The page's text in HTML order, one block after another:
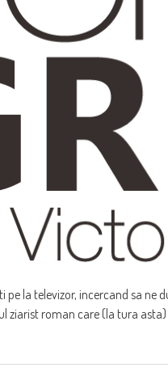
pe la televizor, incercand sa ne
ziarist roman care (la tura